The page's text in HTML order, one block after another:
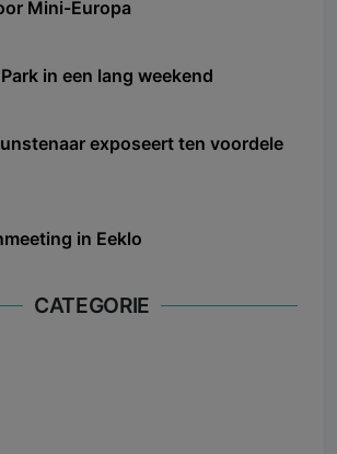
Mini-Europa
in een lang weekend
exposeert ten voordele
in Eeklo
CATEGORIE